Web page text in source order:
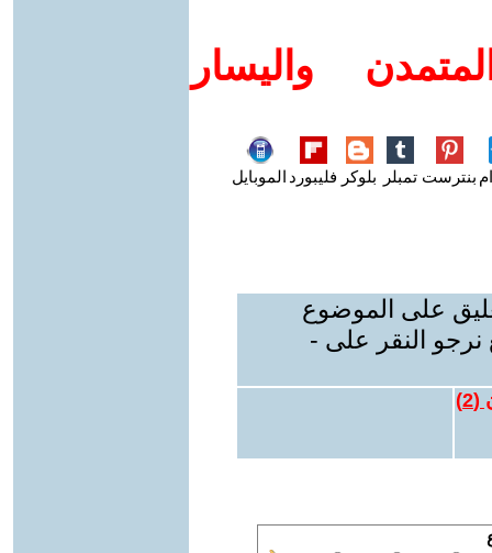
واليسار
بنترست تمبلر بلوكر فليبورد الموبايل
على الموضوع
نرجو النقر على -
(
2
)